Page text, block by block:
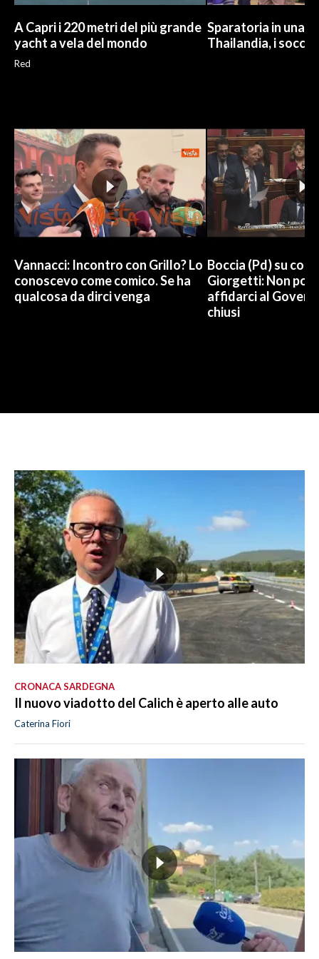
A Capri i 220 metri del più grande
yacht a vela del mondo
Red
Sparatoria in una
Thailandia, i
Vannacci: Incontro con Grillo? Lo
conoscevo come comico. Se ha
qualcosa da dirci venga
Boccia (Pd) su
Giorgetti: Non
affidarci al
chiusi
CRONACA SARDEGNA
Il nuovo viadotto del Calich è aperto alle auto
Caterina Fiori